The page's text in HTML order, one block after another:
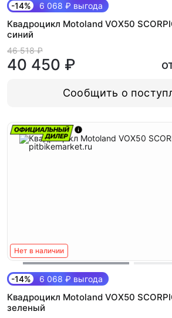
-14% 6 068 ₽ выгода
Квадроцикл Motoland VOX50
синий
46 518 ₽
40 450 ₽
Сообщить о
Нет в наличии
-14% 6 068 ₽ выгода
Квадроцикл Motoland VOX50
зеленый